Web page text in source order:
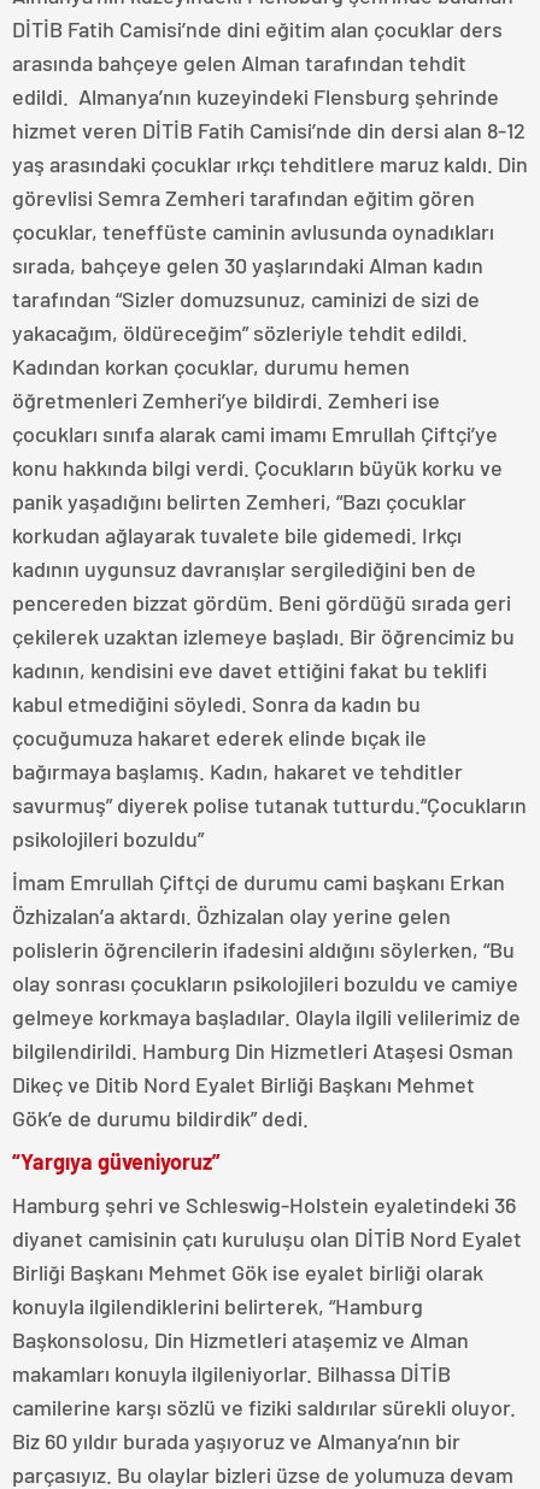
DİTİB Fatih Camisi’nde dini eğitim alan çocuklar ders
arasında bahçeye gelen Alman tarafından tehdit
edildi. Almanya’nın kuzeyindeki Flensburg şehrinde
hizmet veren DİTİB Fatih Camisi’nde din dersi alan 8-12
yaş arasındaki çocuklar ırkçı tehditlere maruz kaldı. Din
görevlisi Semra Zemheri tarafından eğitim gören
çocuklar, teneffüste caminin avlusunda oynadıkları
sırada, bahçeye gelen 30 yaşlarındaki Alman kadın
tarafından “Sizler domuzsunuz, caminizi de sizi de
yakacağım, öldüreceğim” sözleriyle tehdit edildi.
Kadından korkan çocuklar, durumu hemen
öğretmenleri Zemheri’ye bildirdi. Zemheri ise
çocukları sınıfa alarak cami imamı Emrullah Çiftçi’ye
konu hakkında bilgi verdi. Çocukların büyük korku ve
panik yaşadığını belirten Zemheri, “Bazı çocuklar
korkudan ağlayarak tuvalete bile gidemedi. Irkçı
kadının uygunsuz davranışlar sergilediğini ben de
pencereden bizzat gördüm. Beni gördüğü sırada geri
çekilerek uzaktan izlemeye başladı. Bir öğrencimiz bu
kadının, kendisini eve davet ettiğini fakat bu teklifi
kabul etmediğini söyledi. Sonra da kadın bu
çocuğumuza hakaret ederek elinde bıçak ile
bağırmaya başlamış. Kadın, hakaret ve tehditler
savurmuş” diyerek polise tutanak tutturdu.“Çocukların
psikolojileri bozuldu”
İmam Emrullah Çiftçi de durumu cami başkanı Erkan
Özhizalan’a aktardı. Özhizalan olay yerine gelen
polislerin öğrencilerin ifadesini aldığını söylerken, “Bu
olay sonrası çocukların psikolojileri bozuldu ve camiye
gelmeye korkmaya başladılar. Olayla ilgili velilerimiz de
bilgilendirildi. Hamburg Din Hizmetleri Ataşesi Osman
Dikeç ve Ditib Nord Eyalet Birliği Başkanı Mehmet
Gök’e de durumu bildirdik” dedi.
“Yargıya güveniyoruz”
Hamburg şehri ve Schleswig-Holstein eyaletindeki 36
diyanet camisinin çatı kuruluşu olan DİTİB Nord Eyalet
Birliği Başkanı Mehmet Gök ise eyalet birliği olarak
konuyla ilgilendiklerini belirterek, “Hamburg
Başkonsolosu, Din Hizmetleri ataşemiz ve Alman
makamları konuyla ilgileniyorlar. Bilhassa DİTİB
camilerine karşı sözlü ve fiziki saldırılar sürekli oluyor.
Biz 60 yıldır burada yaşıyoruz ve Almanya’nın bir
parçasıyız. Bu olaylar bizleri üzse de yolumuza devam